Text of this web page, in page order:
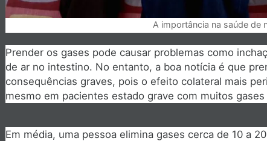
A importância na saúde de
Prender os gases pode causar problemas como
de ar no intestino. No entanto, a boa notícia é que
consequências graves, pois o efeito colateral mais
mesmo em pacientes estado grave com muitos gases
Em média, uma pessoa elimina gases cerca de 10 a